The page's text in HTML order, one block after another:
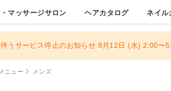
マッサージサロン ヘアカタログ ネイル
うサービス停止のお知らせ 8月12日 (水) 2:00〜
メニュー メンズ